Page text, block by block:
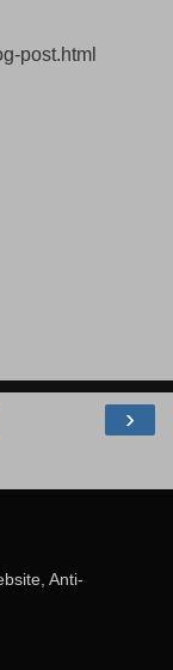
post.html
›
Anti-